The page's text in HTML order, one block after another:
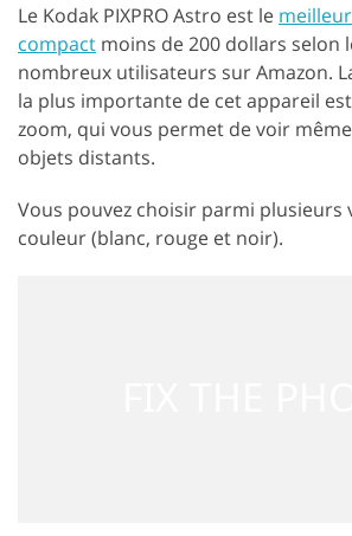
Le Kodak PIXPRO Astro est le
compact moins de 200 dollars selon
nombreux utilisateurs sur Amazon.
la plus importante de cet appareil
zoom, qui vous permet de voir
objets distants.
Vous pouvez choisir parmi plusieurs
couleur (blanc, rouge et noir).